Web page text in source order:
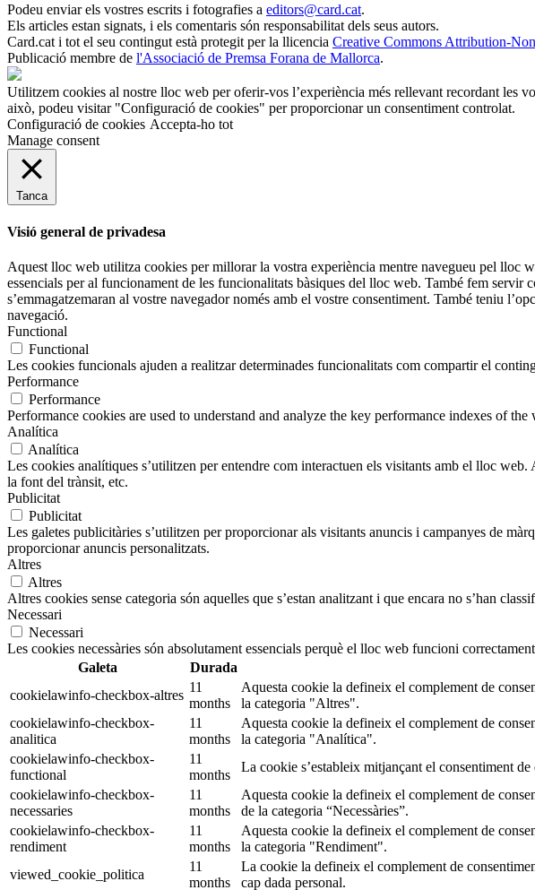
Podeu enviar els vostres escrits i fotografies a editors@card.cat.
Els articles estan signats, i els comentaris són responsabilitat dels seus autors.
Card.cat i tot el seu contingut està protegit per la llicencia Creative Commons Attribution-
Publicació membre de l'Associació de Premsa Forana de Mallorca.
Utilitzem cookies al nostre lloc web per oferir-vos l’experiència més rellevant recordant les
això, podeu visitar "Configuració de cookies" per proporcionar un consentiment controlat.
Configuració de cookies Accepta-ho tot
Manage consent
Tanca
Visió general de privadesa
Aquest lloc web utilitza cookies per millorar la vostra experiència mentre navegueu pel lloc
essencials per al funcionament de les funcionalitats bàsiques del lloc web. També fem
s’emmagatzemaran al vostre navegador només amb el vostre consentiment. També teniu
navegació.
Functional
Functional
Les cookies funcionals ajuden a realitzar determinades funcionalitats com compartir el
Performance
Performance
Performance cookies are used to understand and analyze the key performance indexes of
Analítica
Analítica
Les cookies analítiques s’utilitzen per entendre com interactuen els visitants amb el lloc
la font del trànsit, etc.
Publicitat
Publicitat
Les galetes publicitàries s’utilitzen per proporcionar als visitants anuncis i campanyes de
proporcionar anuncis personalitzats.
Altres
Altres
Altres cookies sense categoria són aquelles que s’estan analitzant i que encara no s’han
Necessari
Necessari
Les cookies necessàries són absolutament essencials perquè el lloc web funcioni
Galeta
Durada
cookielawinfo-checkbox-altres
11
months
Aquesta cookie la defineix el complement de
la categoria "Altres".
cookielawinfo-checkbox-
analitica
11
months
Aquesta cookie la defineix el complement de
la categoria "Analítica".
cookielawinfo-checkbox-
functional
11
months
La cookie s’estableix mitjançant el consentiment
cookielawinfo-checkbox-
necessaries
11
months
Aquesta cookie la defineix el complement de
de la categoria “Necessàries”.
cookielawinfo-checkbox-
rendiment
11
months
Aquesta cookie la defineix el complement de
la categoria "Rendiment".
viewed_cookie_politica
11
months
La cookie la defineix el complement de
cap dada personal.